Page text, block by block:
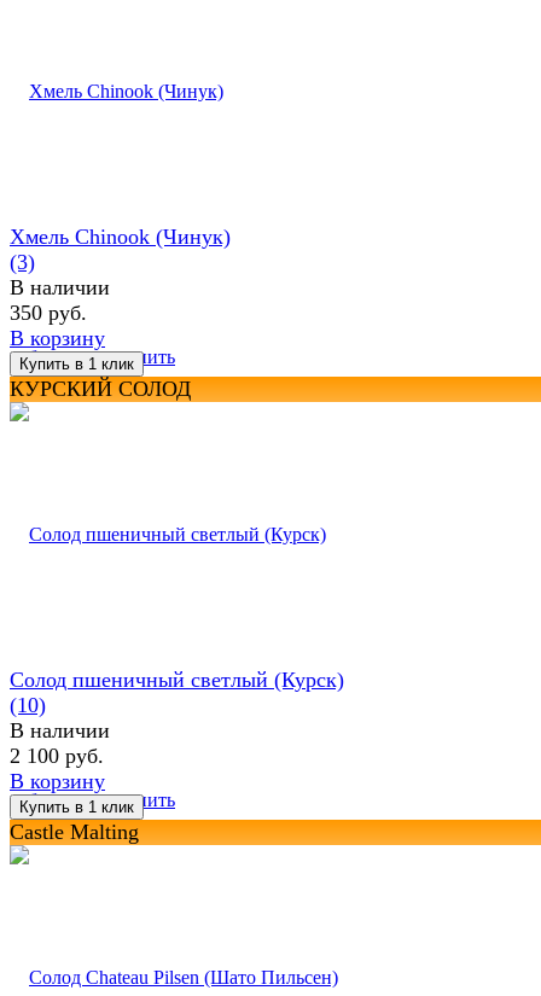
избранное сравнить
Хмель Chinook (Чинук)
(3)
В наличии
350 руб.
В корзину
КУРСКИЙ СОЛОД
избранное сравнить
Солод пшеничный светлый (Курск)
(10)
В наличии
2 100 руб.
В корзину
Castle Malting